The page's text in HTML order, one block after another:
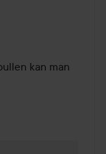
kan man